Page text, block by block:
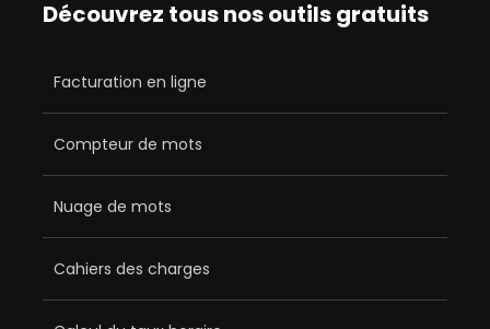
Découvrez tous nos outils gratuits
Facturation en ligne
Compteur de mots
Nuage de mots
Cahiers des charges